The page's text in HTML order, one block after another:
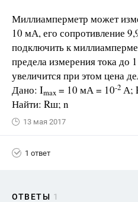
Миллиамперметр может
10 мА, его сопротивление
подключить к
предела измерения тока до
увеличится при этом цена
Дано: Imax = 10 мА = 10-2 А;
Найти: Rш; n
13 мая 2017
1 ответ
ОТВЕТЫ 1